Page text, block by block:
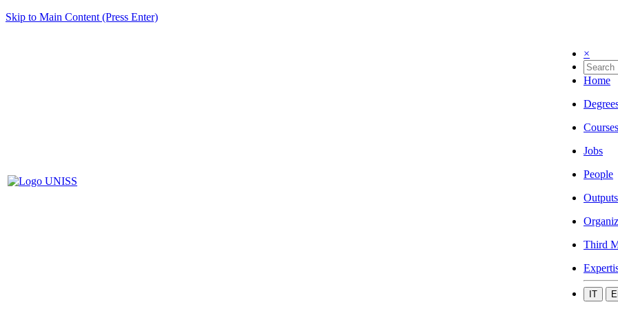
Skip to Main Content (Press Enter)
×
Home
Courses
Jobs
People
Outputs
Third
IT